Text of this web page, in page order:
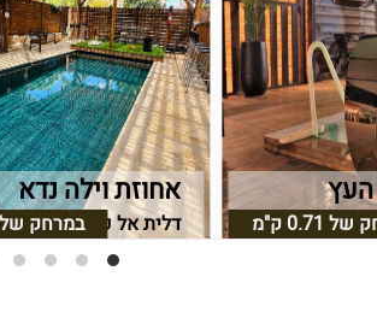
אחוזת וילה נדא
דלית אל כרמל, חיפה
במרחק של וחוף הכרמל
של 0.71 ק"מ